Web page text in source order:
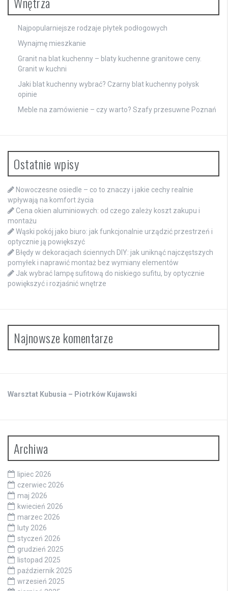
Najpopularniejsze rodzaje płytek podłogowych
Wynajmę mieszkanie
Granit na blat kuchenny – blaty kuchenne granitowe ceny.
Granit w kuchni
Jaki blat kuchenny wybrać? Czarny blat kuchenny połysk
opinie
Meble na zamówienie – czy warto? Szafy przesuwne Poznań
Ostatnie wpisy
Nowoczesne osiedle – co to znaczy i jakie cechy realnie
wpływają na komfort życia
Cena okien aluminiowych: od czego zależy koszt zakupu i
montażu
Wąski pokój jako biuro: jak funkcjonalnie urządzić przestrzeń i
optycznie ją powiększyć
Błędy w dekoracjach ściennych DIY: jak uniknąć najczęstszych
pomyłek i naprawić montaż bez wymiany elementów
Jak wybrać lampę sufitową do niskiego sufitu, by optycznie
powiększyć i rozjaśnić wnętrze
Najnowsze komentarze
Warsztat Kubusia – Piotrków Kujawski
Archiwa
lipiec 2026
czerwiec 2026
maj 2026
kwiecień 2026
marzec 2026
luty 2026
styczeń 2026
grudzień 2025
listopad 2025
październik 2025
wrzesień 2025